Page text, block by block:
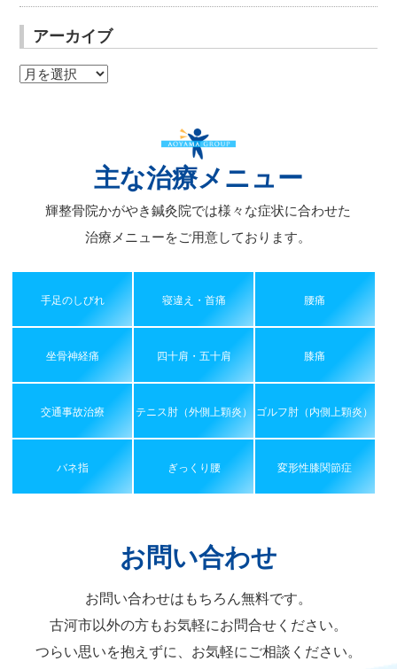
アーカイブ
ア
主な治療メニュー
輝整骨院かがやき鍼灸院では様々な症状に合わせた
治療メニューをご用意しております。
手足のしびれ 寝違え・首痛 腰痛
坐骨神経痛 四十肩・五十肩 膝痛
交通事故治療 テニス肘（外側上顆炎） ゴルフ肘（内側上顆炎）
バネ指 ぎっくり腰 変形性膝関節症
お問い合わせ
お問い合わせはもちろん無料です。
古河市以外の方もお気軽にお問合せください。
つらい思いを抱えずに、お気軽にご相談ください。